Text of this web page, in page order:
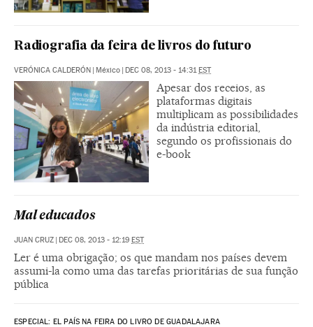
Radiografia da feira de livros do futuro
VERÓNICA CALDERÓN | México | DEC 08, 2013 - 14:31EST
Apesar dos receios, as
plataformas digitais
multiplicam as possibilidades
da indústria editorial,
segundo os profissionais do
e-book
Mal educados
JUAN CRUZ | DEC 08, 2013 - 12:19 EST
Ler é uma obrigação; os que mandam nos países devem
assumi-la como uma das tarefas prioritárias de sua função
pública
ESPECIAL: EL PAÍS NA FEIRA DO LIVRO DE GUADALAJARA